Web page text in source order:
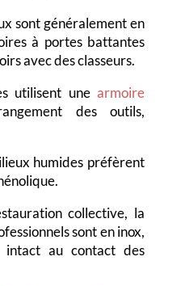
sont généralement en
à portes battantes
avec des classeurs.
utilisent unearmoire
des outils,
humides préfèrent
collective, la
sont en inox,
au contact des